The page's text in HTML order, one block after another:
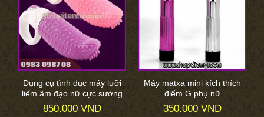
Dụng cụ tình dục máy lưỡi
liếm âm đạo nữ cực sướng
850.000 VND
Máy matxa mini kích thích
điểm G phụ nữ
350.000 VND